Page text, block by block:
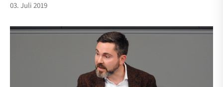
03. Juli 2019